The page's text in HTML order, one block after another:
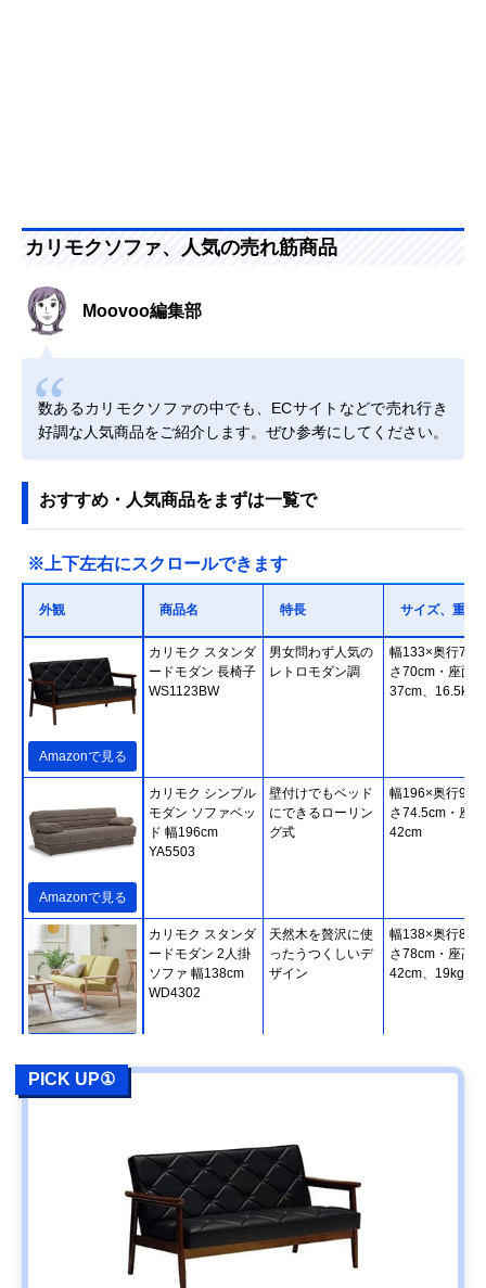
カリモクソファ、人気の売れ筋商品
Moovoo編集部
数あるカリモクソファの中でも、ECサイトなどで売れ行き
好調な人気商品をご紹介します。ぜひ参考にしてください。
おすすめ・人気商品をまずは一覧で
※上下左右にスクロールできます
外観 商品名 特長 サイズ、重さ
Amazonで見る
カリモク スタンダ
ードモダン 長椅子
WS1123BW
男女問わず人気の
レトロモダン調
幅133×奥行70×
さ70cm・座面高
37cm、16.5kg
Amazonで見る
カリモク シンプル
モダン ソファベッ
ド 幅196cm
YA5503
壁付けでもベッド
にできるローリン
グ式
幅196×奥行93×
さ74.5cm・座高
42cm
カリモク スタンダ
ードモダン 2人掛
ソファ 幅138cm
WD4302
天然木を贅沢に使
ったうつくしいデ
ザイン
幅138×奥行80×
さ78cm・座高
42cm、19kg
Amazonで見る
カリモク60 ロビ
ーチェア 3シータ
ー U36213
ボタン絞りで立体
的な昔のソファデ
PICK UP①